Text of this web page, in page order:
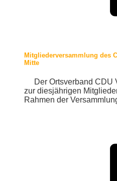
Mitgliederversammlung des
Mitte
Der Ortsverband CDU
zur diesjährigen
Rahmen der